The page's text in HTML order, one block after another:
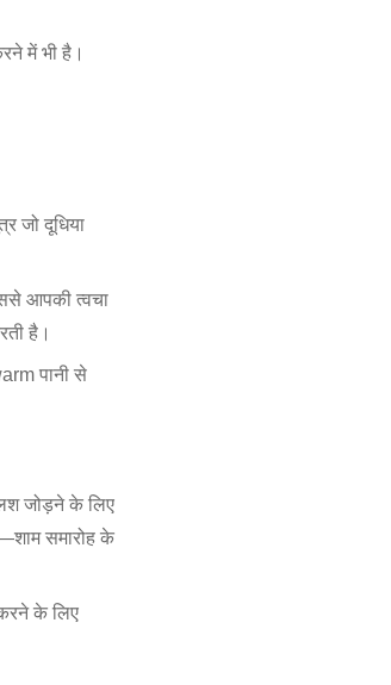
में भी है।
जो दूधिया
आपकी त्वचा
है।
पानी से
जोड़ने के लिए
समारोह के
के लिए